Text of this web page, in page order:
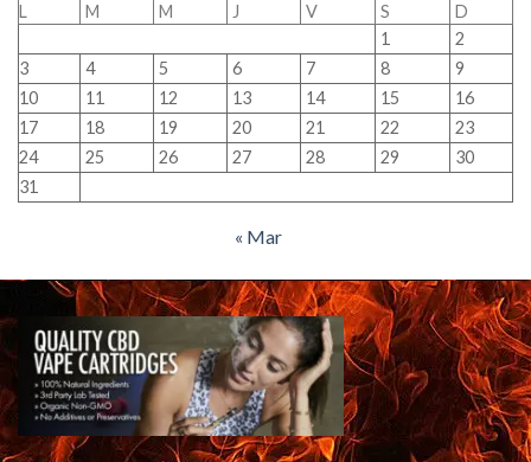
L M M J V S
D
1
2
3
4 5 6 7 8
9
10
11 12 13 14 15
16
17
18 19 20 21 22
23
24
25 26 27 28 29
30
31
« Mar